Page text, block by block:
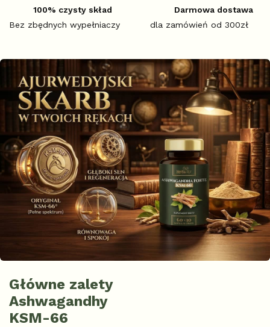
100% czysty skład
Bez zbędnych wypełniaczy
Darmowa dostawa
dla zamówień od 300zł
Główne zalety
Ashwagandhy
KSM-66